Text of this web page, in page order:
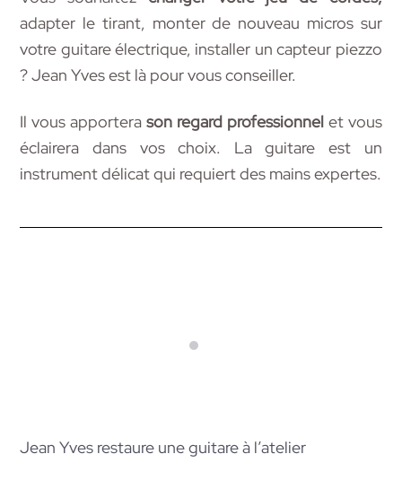
adapter le tirant, monter de nouveau micros sur
votre guitare électrique, installer un capteur piezzo
? Jean Yves est là pour vous conseiller.
Il vous apporterason regard professionnelet vous
éclairera dans vos choix. La guitare est un
instrument délicat qui requiert des mains expertes.
Jean Yves restaure une guitare à l’atelier